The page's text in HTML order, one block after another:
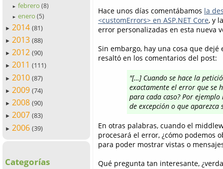
► febrero (8)
► enero (5)
► 2014 (81)
► 2013 (88)
► 2012 (90)
► 2011 (111)
► 2010 (87)
► 2009 (74)
► 2008 (90)
► 2007 (83)
► 2006 (39)
Categorías
Hace unos días comentábamos la
<customErrors> en ASP.NET Core, y
error personalizadas en esta nueva
Sin embargo, hay una cosa que
resaltó en los comentarios del post:
"[…] Cuando se hace la
exactamente el error que se
para cada caso? Por
de excepción o que
En otras palabras, cuando el
procesará el error, ¿cómo podemos
para poder mostrar vistas o
Qué pregunta tan interesante,